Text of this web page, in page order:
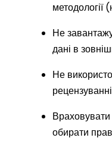
методології
Не
дані в
Не
обирати